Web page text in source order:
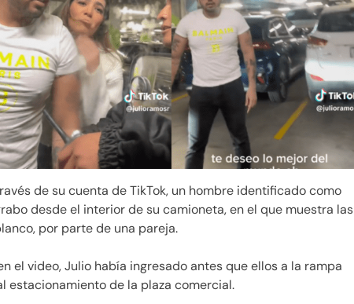
de su cuenta de TikTok, un hombre identificado como
desde el interior de su camioneta, en el que muestra las
por parte de una pareja.
el video, Julio había ingresado antes que ellos a la rampa
estacionamiento de la plaza comercial.